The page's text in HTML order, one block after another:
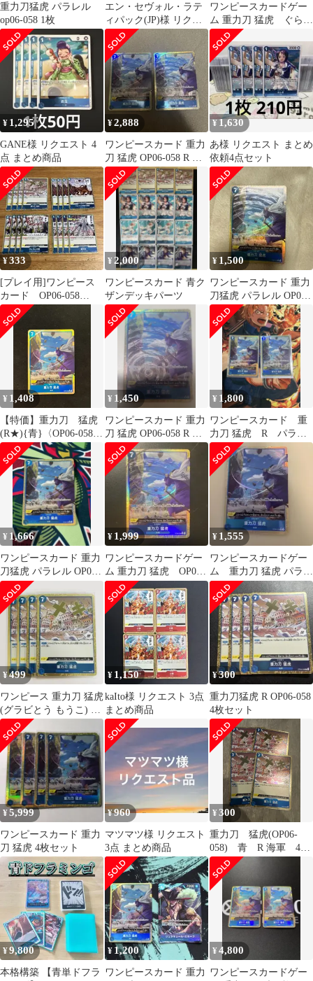
重力刀猛虎 パラレル
op06-058 1枚
エン・セヴォル・ラテ
ィパック(JP)様 リクエ
スト 2点 まとめ商品
ワンピースカードゲー
ム 重力刀 猛虎 ぐらび
とうもうこ グラビト
ウモウコ 4枚
¥ 1,295
GANE様 リクエスト 4
点 まとめ商品
¥2,888
ワンピースカード 重力
刀 猛虎 OP06-058 R パ
ラレル 2枚セット
¥1,630
あ様 リクエスト まとめ
依頼4点セット
¥333
[プレイ用]ワンピース
カード OP06-058
OP07-056 他 N106
¥ 2,000
ワンピースカード 青ク
ザンデッキパーツ
¥ 1,500
ワンピースカード 重力
刀猛虎 パラレル OP06-
058
¥ 1,408
【特価】重力刀 猛虎
(R★){青}〈OP06-058〉
[プレミアムブースター
ONE PIECE CARD THE
BEST vol.2【PRB-02】]
¥ 1,450
ワンピースカード 重力
刀 猛虎 OP06-058 R パ
ラレル
¥ 1,800
ワンピースカード 重
力刀 猛虎 R パラレ
ル OP06-058
¥ 1,666
ワンピースカード 重力
刀猛虎 パラレル OP06-
058
¥ 1,999
ワンピースカードゲー
ム 重力刀 猛虎 OP06-
058
¥ 1,555
ワンピースカードゲー
ム 重力刀 猛虎 パラレ
ル OP06-058
¥499
ワンピース 重力刀 猛虎
(グラビとう もうこ) R
OP06-058 ４枚セット
¥ 1,150
kaIto様 リクエスト 3点
まとめ商品
¥300
重力刀猛虎 R OP06-058
4枚セット
¥5,999
ワンピースカード 重力
刀 猛虎 4枚セット
¥960
マツマツ様 リクエスト
3点 まとめ商品
¥300
重力刀 猛虎(OP06-
058) 青 R 海軍 4枚
セット
¥9,800
本格構築 【青単ドフラ
¥ 1,200
ワンピースカード 重力
¥4,800
ワンピースカードゲー